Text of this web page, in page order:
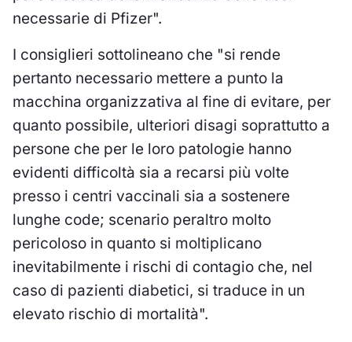
necessarie di Pfizer".
I consiglieri sottolineano che "si rende
pertanto necessario mettere a punto la
macchina organizzativa al fine di evitare, per
quanto possibile, ulteriori disagi soprattutto a
persone che per le loro patologie hanno
evidenti difficoltà sia a recarsi più volte
presso i centri vaccinali sia a sostenere
lunghe code; scenario peraltro molto
pericoloso in quanto si moltiplicano
inevitabilmente i rischi di contagio che, nel
caso di pazienti diabetici, si traduce in un
elevato rischio di mortalità".